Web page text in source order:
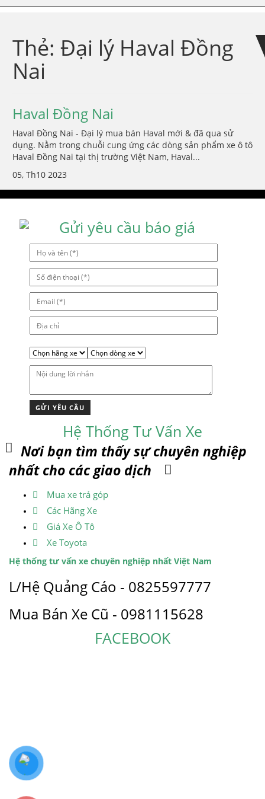
Thẻ: Đại lý Haval Đồng
Nai
Haval Đồng Nai
Haval Đồng Nai - Đại lý mua bán Haval mới & đã qua sử
dụng. Nằm trong chuỗi cung ứng các dòng sản phẩm xe ô tô
Haval Đồng Nai tại thị trường Việt Nam, Haval...
05, Th10 2023
Gửi yêu cầu báo giá
Hệ Thống Tư Vấn Xe
Nơi bạn tìm thấy sự chuyên nghiệp
nhất cho các giao dịch
Mua xe trả góp
Các Hãng Xe
Giá Xe Ô Tô
Xe Toyota
Hệ thống tư vấn xe chuyên nghiệp nhất Việt Nam
L/Hệ Quảng Cáo - 0825597777
Mua Bán Xe Cũ - 0981115628
FACEBOOK